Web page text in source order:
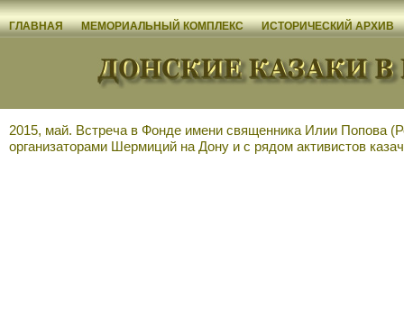
ГЛАВНАЯ МЕМОРИАЛЬНЫЙ КОМПЛЕКС ИСТОРИЧЕСКИЙ АРХИВ
2015, май. Встреча в Фонде имени священника Илии Попова
организаторами Шермиций на Дону и с рядом активистов